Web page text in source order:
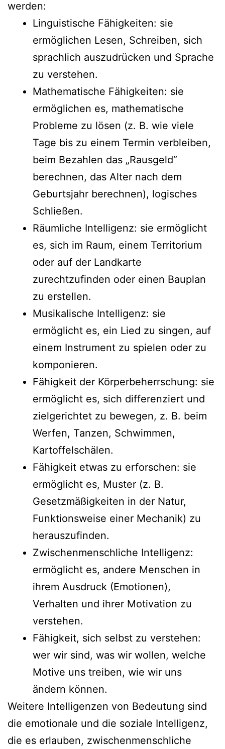
werden:
Linguistische Fähigkeiten: sie
ermöglichen Lesen, Schreiben, sich
sprachlich auszudrücken und Sprache
zu verstehen.
Mathematische Fähigkeiten: sie
ermöglichen es, mathematische
Probleme zu lösen (z. B. wie viele
Tage bis zu einem Termin verbleiben,
beim Bezahlen das „Rausgeld“
berechnen, das Alter nach dem
Geburtsjahr berechnen), logisches
Schließen.
Räumliche Intelligenz: sie ermöglicht
es, sich im Raum, einem Territorium
oder auf der Landkarte
zurechtzufinden oder einen Bauplan
zu erstellen.
Musikalische Intelligenz: sie
ermöglicht es, ein Lied zu singen, auf
einem Instrument zu spielen oder zu
komponieren.
Fähigkeit der Körperbeherrschung: sie
ermöglicht es, sich differenziert und
zielgerichtet zu bewegen, z. B. beim
Werfen, Tanzen, Schwimmen,
Kartoffelschälen.
Fähigkeit etwas zu erforschen: sie
ermöglicht es, Muster (z. B.
Gesetzmäßigkeiten in der Natur,
Funktionsweise einer Mechanik) zu
herauszufinden.
Zwischenmenschliche Intelligenz:
ermöglicht es, andere Menschen in
ihrem Ausdruck (Emotionen),
Verhalten und ihrer Motivation zu
verstehen.
Fähigkeit, sich selbst zu verstehen:
wer wir sind, was wir wollen, welche
Motive uns treiben, wie wir uns
ändern können.
Weitere Intelligenzen von Bedeutung sind
die emotionale und die soziale Intelligenz,
die es erlauben, zwischenmenschliche